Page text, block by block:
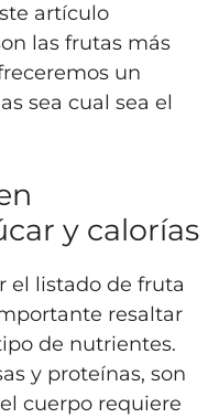
artículo
las frutas más
un
sea cual sea el
y calorías
el listado de fruta
resaltar
de nutrientes.
y proteínas, son
cuerpo requiere